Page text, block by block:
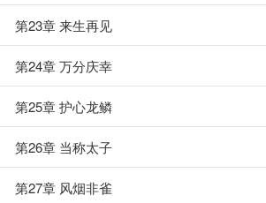
第23章 来生再见
第24章 万分庆幸
第25章 护心龙鳞
第26章 当称太子
第27章 风烟非雀